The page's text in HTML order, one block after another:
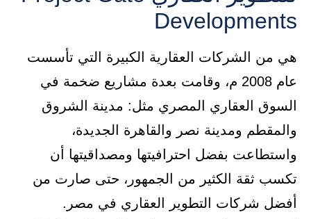
Developments
هي من الشركات العقارية الكبيرة التي تأسست
عام 2008 م، وقامت بعدة مشاريع ضخمة في
السوق العقاري المصري مثل: مدينة الشروق
والمقطم ومدينة نصر والقاهرة الجديدة،
واستطاعت بفضل احترافيتها ومصداقيتها أن
تكسب ثقة الكثير من الجمهور، حتى صارت من
أفضل شركات التطوير العقاري في مصر.